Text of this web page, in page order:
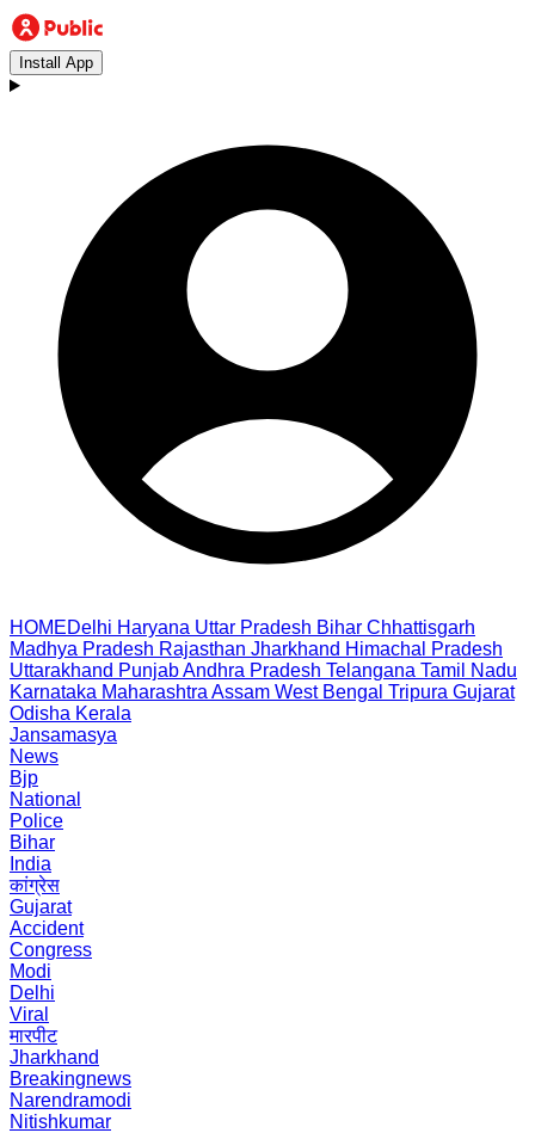
Install App
HOMEDelhi Haryana Uttar Pradesh Bihar Chhattisgarh
Madhya Pradesh Rajasthan Jharkhand Himachal Pradesh
Uttarakhand PunjabAndhra Pradesh Telangana Tamil Nadu
Karnataka Maharashtra Assam West Bengal Tripura Gujarat
Odisha Kerala
Jansamasya
News
Bjp
National
Police
Bihar
India
कांग्रेस
Gujarat
Accident
Congress
Modi
Delhi
Viral
मारपीट
Jharkhand
Breakingnews
Narendramodi
Nitishkumar